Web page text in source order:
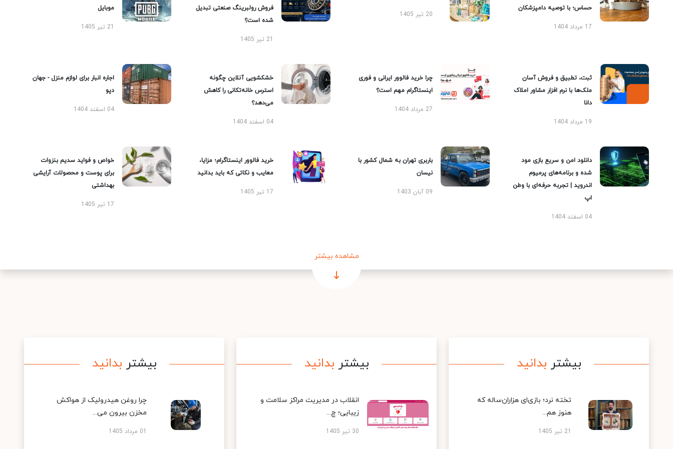
حساس؛ با توصیه دامپزشکان
17 مرداد 1404
20 تیر 1405
فروش رولبرینگ صنعتی تبدیل
شده است؟
21 تیر 1405
موبایل
21 تیر 1405
ثبت، تطبیق و فروش آسان
ملک‌ها با نرم افزار مشاور املاک
دانا
19 مرداد 1404
چرا خرید فالوور ایرانی و فوری
اینستاگرام مهم است؟
27 مرداد 1404
خشکشویی آنلاین چگونه
استرس خانه‌تکانی را کاهش
می‌دهد؟
04 اسفند 1404
اجاره انبار برای لوازم منزل - جهان
دپو
04 اسفند 1404
دانلود امن و سریع بازی مود
شده و برنامه‌های پرمیوم
اندروید | تجربه حرفه‌ای با وطن
اپ
04 اسفند 1404
باربری تهران به شمال کشور با
نیسان
09 آبان 1403
خرید فالوور اینستاگرام؛ مزایا،
معایب و نکاتی که باید بدانید
17 تیر 1405
خواص و فواید سدیم بنزوات
برای پوست و محصولات آرایشی
بهداشتی
17 تیر 1405
مشاهده بیشتر
بیشتر بدانید
تخته نرد؛ بازی‌ای هزاران‌ساله که
هنوز هم...
21 تیر 1405
بیشتر بدانید
انقلاب در مدیریت مراکز سلامت و
زیبایی؛ چ...
30 تیر 1405
بیشتر بدانید
چرا روغن هیدرولیک از هواکش
مخزن بیرون می...
01 مرداد 1405